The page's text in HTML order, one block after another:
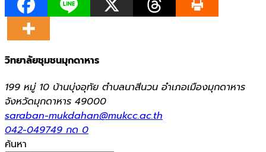
วิทยาลัยชุมชนมุกดาหาร
199 หมู่ 10 บ้านบุ่งอุทัย ตำบลนาสีนวน อำเภอเมืองมุกดาหาร
จังหวัดมุกดาหาร 49000
saraban-mukdahan@mukcc.ac.th
042-049749 กด 0
ค้นหา